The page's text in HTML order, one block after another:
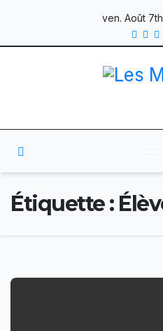
ven. Août
Étiquette :